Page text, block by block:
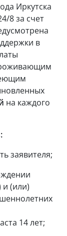
Иркутска
8 за счет
в
на каждого
заявителя;
и (или)
14 лет;